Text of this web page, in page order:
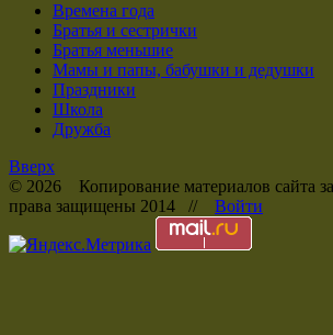
Времена года
Братья и сестрички
Братья меньшие
Мамы и папы, бабушки и дедушки
Праздники
Школа
Дружба
Вверх
© 2026 Копирование материалов сайта
права защищены 2014 // Войти